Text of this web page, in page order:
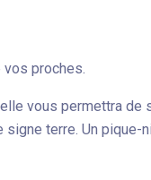
vos proches.
vous permettra de
terre. Un pique-